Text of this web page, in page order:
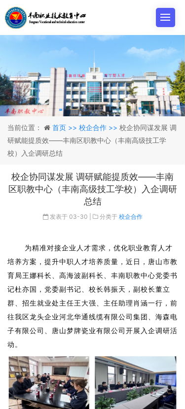
当前位置： 首页 >> 校企合作 >> 校企协同谋发展 调
研赋能提质效——丰南区职教中心（丰南高级技工学
校）入企调研总结
校企协同谋发展 调研赋能提质效——丰南
区职教中心（丰南高级技工学校）入企调研
总结
发表于 03-30 分类于 校企合作
为精准对接企业人才需求，优化职业教育人才
培养方案，提升中职人才培养质量，近日，唐山市教
育局王娜科长、高海波副科长、丰南职教中心党委书
记杜亦国，党委副书记、校长韩振天，副校长董立
群、招生就业处主任王大强、主任助理肖涵一行，前
往我区龙头企业河北华通线缆有限公司集团、海森电
子有限公司、唐山梦牌瓷业有限公司开展入企调研活
动。